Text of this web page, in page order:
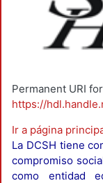
Permanent URI
https://
Ir a página
La DCSH tiene
compromiso
como entidad